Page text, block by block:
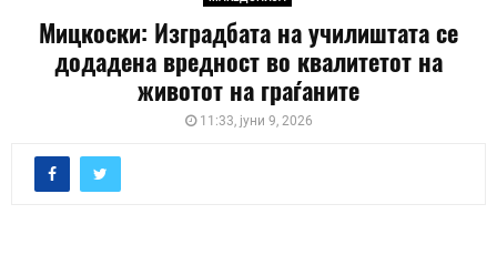
Мицкоски: Изградбата на училиштата се
додадена вредност во квалитетот на
животот на граѓаните
11:33, јуни 9, 2026